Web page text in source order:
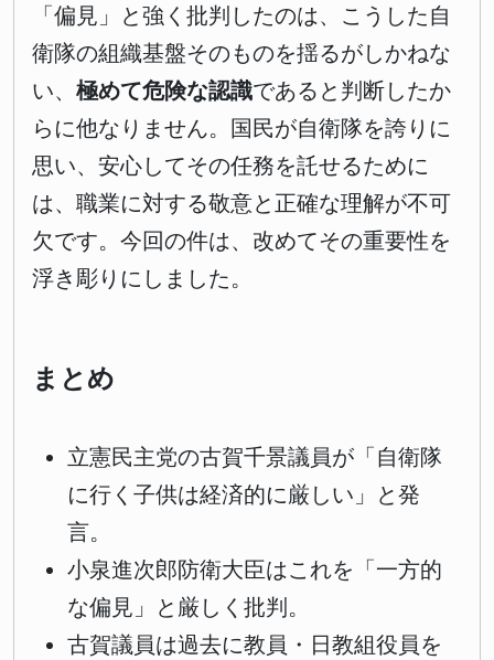
「偏見」と強く批判したのは、こうした自
衛隊の組織基盤そのものを揺るがしかねな
い、 極めて危険な認識であると判断したか
らに他なりません。国民が自衛隊を誇りに
思い、安心してその任務を託せるために
は、職業に対する敬意と正確な理解が不可
欠です。今回の件は、改めてその重要性を
浮き彫りにしました。
まとめ
立憲民主党の古賀千景議員が「自衛隊
に行く子供は経済的に厳しい」と発
言。
小泉進次郎防衛大臣はこれを「一方的
な偏見」と厳しく批判。
古賀議員は過去に教員・日教組役員を